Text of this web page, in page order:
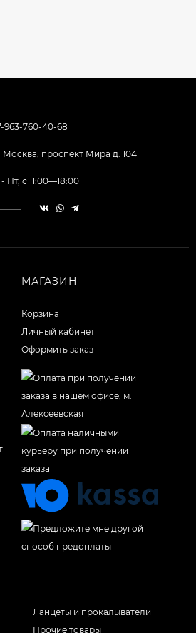
963-760-40-68
Москва, проспект Мира д. 104
Пн - Пт, с 11:00—18:00
МАГАЗИН
Корзина
Личный кабинет
Оформить заказ
Ланцеты и прокалыватели
Прочие товары